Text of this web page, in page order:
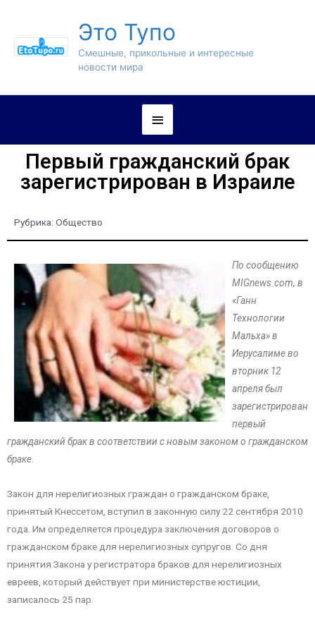
Это Тупо
Смешные, прикольные и интересные
новости мира
Первый гражданский брак
зарегистрирован в Израиле
Рубрика: Общество
По сообщению
MIGnews.com, в
«Ганн
Технологии
Мальха» в
Иерусалиме во
вторник 12
апреля был
зарегистрирован
первый
гражданский брак в соответствии с новым законом о гражданском
браке.
Закон для нерелигиозных граждан о гражданском браке,
принятый Кнессетом, вступил в законную силу 22 сентября 2010
года. Им определяется процедура заключения договоров о
гражданском браке для нерелигиозных супругов. Со дня
принятия Закона у регистратора браков для нерелигиозных
евреев, который действует при министерстве юстиции,
записалось 25 пар.